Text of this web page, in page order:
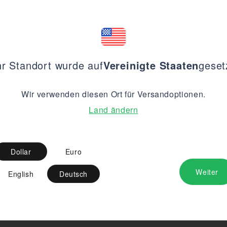
Standort wurde aufVereinigte Staaten
Wir verwenden diesen Ort für Versandoptionen.
Land ändern
Dollar Euro
English Deutsch Weiter